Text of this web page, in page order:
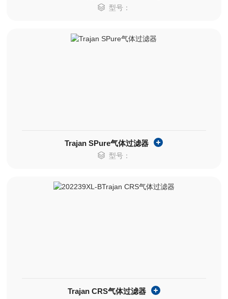
型号：
Trajan SPure气体过滤器
型号：
Trajan CRS气体过滤器